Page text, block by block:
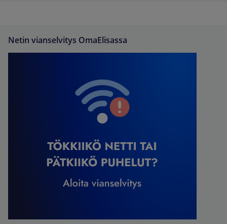
Netin vianselvitys OmaElisassa